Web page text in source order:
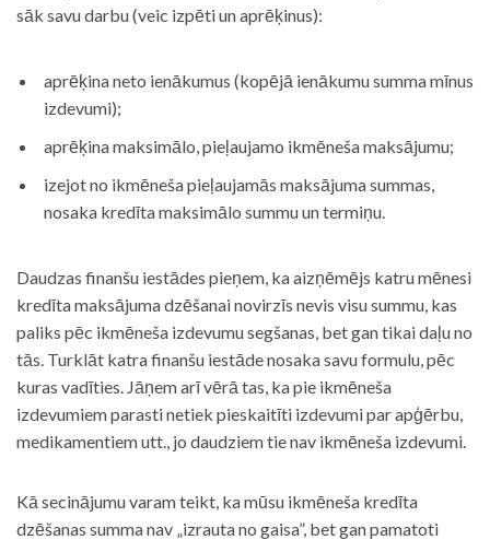
sāk savu darbu (veic izpēti un aprēķinus):
aprēķina neto ienākumus (kopējā ienākumu summa mīnus
izdevumi);
aprēķina maksimālo, pieļaujamo ikmēneša maksājumu;
izejot no ikmēneša pieļaujamās maksājuma summas,
nosaka kredīta maksimālo summu un termiņu.
Daudzas finanšu iestādes pieņem, ka aizņēmējs katru mēnesi
kredīta maksājuma dzēšanai novirzīs nevis visu summu, kas
paliks pēc ikmēneša izdevumu segšanas, bet gan tikai daļu no
tās. Turklāt katra finanšu iestāde nosaka savu formulu, pēc
kuras vadīties. Jāņem arī vērā tas, ka pie ikmēneša
izdevumiem parasti netiek pieskaitīti izdevumi par apģērbu,
medikamentiem utt., jo daudziem tie nav ikmēneša izdevumi.
Kā secinājumu varam teikt, ka mūsu ikmēneša kredīta
dzēšanas summa nav „izrauta no gaisa”, bet gan pamatoti